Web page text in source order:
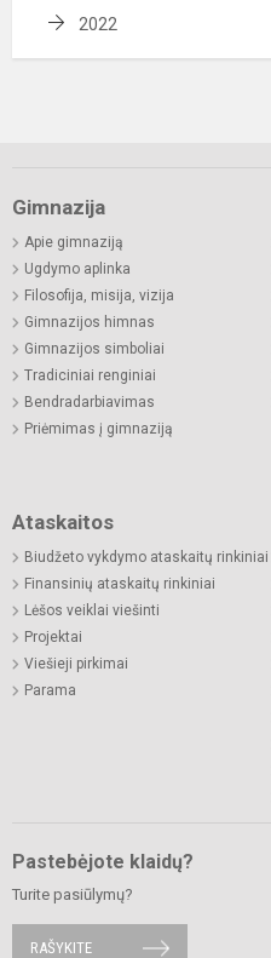
2022
Gimnazija
Apie gimnaziją
Ugdymo aplinka
Filosofija, misija, vizija
Gimnazijos himnas
Gimnazijos simboliai
Tradiciniai renginiai
Bendradarbiavimas
Priėmimas į gimnaziją
Ataskaitos
Biudžeto vykdymo ataskaitų rinkiniai
Finansinių ataskaitų rinkiniai
Lėšos veiklai viešinti
Projektai
Viešieji pirkimai
Parama
Pastebėjote klaidų?
Turite pasiūlymų?
RAŠYKITE